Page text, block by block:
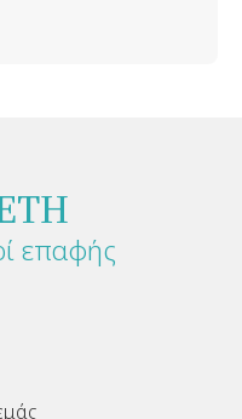
επαφής